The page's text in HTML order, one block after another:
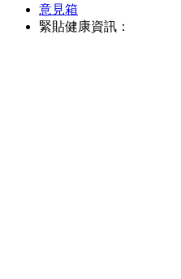
意見箱
緊貼健康資訊：